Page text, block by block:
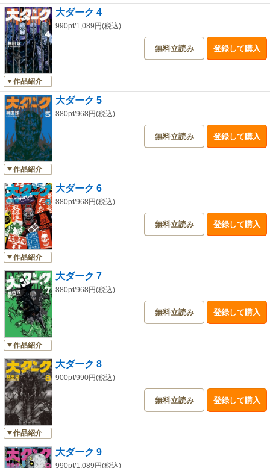
作品紹介
大ダーク 4
990pt/1,089円(税込)
無料立読み 登録して購入
作品紹介
大ダーク 5
880pt/968円(税込)
無料立読み 登録して購入
作品紹介
大ダーク 6
880pt/968円(税込)
無料立読み 登録して購入
作品紹介
大ダーク 7
880pt/968円(税込)
無料立読み 登録して購入
作品紹介
大ダーク 8
900pt/990円(税込)
無料立読み 登録して購入
大ダーク 9
990pt/1,089円(税込)